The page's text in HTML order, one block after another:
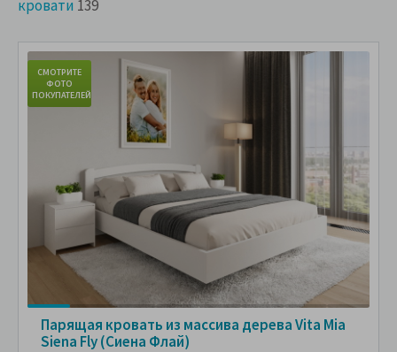
кровати 139
СМОТРИТЕ
ФОТО
ПОКУПАТЕЛЕЙ
Парящая кровать из массива дерева Vita Mia
Siena Fly (Сиена Флай)